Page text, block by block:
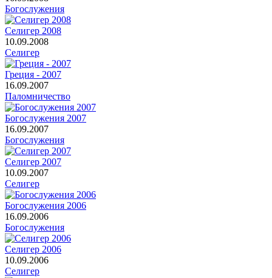
Богослужения
Селигер 2008
10.09.2008
Селигер
Греция - 2007
16.09.2007
Паломничество
Богослужения 2007
16.09.2007
Богослужения
Селигер 2007
10.09.2007
Селигер
Богослужения 2006
16.09.2006
Богослужения
Селигер 2006
10.09.2006
Селигер